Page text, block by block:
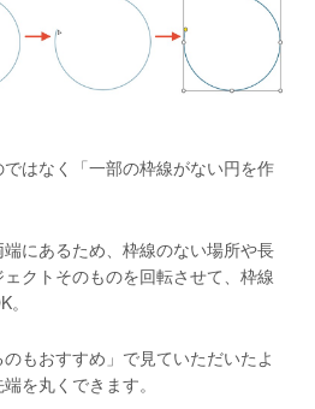
ではなく「一部の枠線がない円を作
にあるため、枠線のない場所や長
クトそのものを回転させて、枠線
もおすすめ」で見ていただいたよ
を丸くできます。